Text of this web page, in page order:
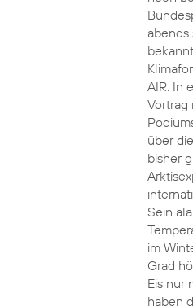
AIR. In
Vortrag
über
bisher
Sein
im
Grad
Eis nur
haben